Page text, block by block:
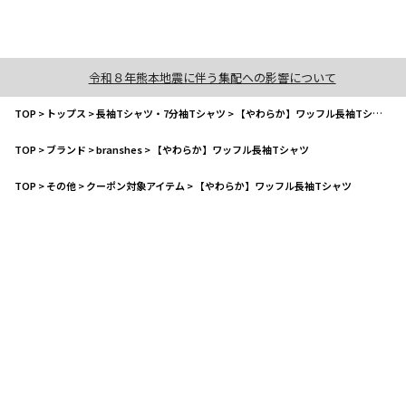
令和８年熊本地震に伴う集配への影響について
TOP> トップス >長袖Tシャツ・7分袖Tシャツ > 【やわらか】ワッフル長袖Tシャツ
TOP>ブランド >branshes> 【やわらか】ワッフル長袖Tシャツ
TOP>その他>クーポン対象アイテム > 【やわらか】ワッフル長袖Tシャツ